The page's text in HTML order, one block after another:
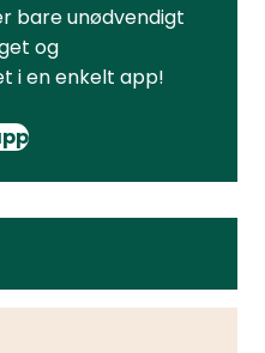
bare unødvendigt
og
i en enkelt app!